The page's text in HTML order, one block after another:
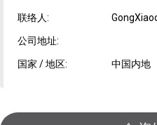
联络人:
公司地址:
国家 / 地区: 中国内地